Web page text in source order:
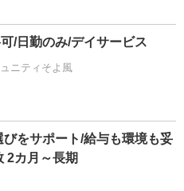
/日勤のみ/デイサービス
ニティそよ風
をサポート/給与も環境も妥
2カ月～長期